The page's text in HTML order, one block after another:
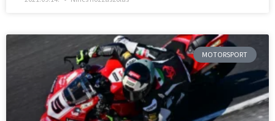
MOTORSPORT